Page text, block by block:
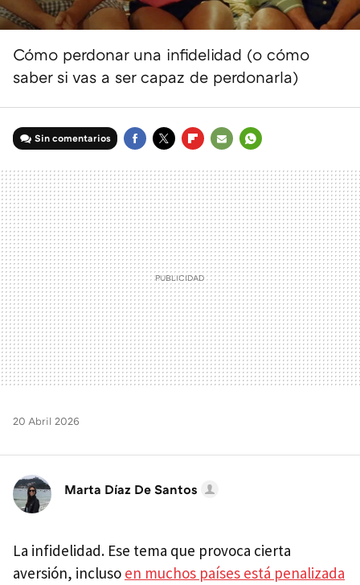
Cómo perdonar una infidelidad (o cómo
saber si vas a ser capaz de perdonarla)
Sin comentarios
MAIL
20 Abril 2026
Marta Díaz De Santos
La infidelidad. Ese tema que provoca cierta
aversión, incluso en muchos países está penalizada